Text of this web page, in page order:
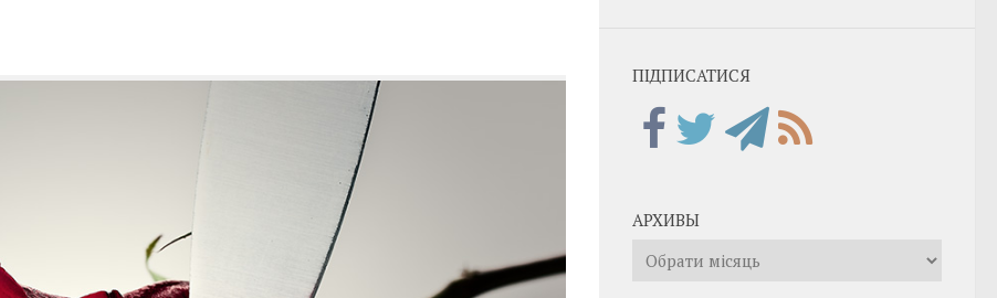
ПІДПИСАТИСЯ
АРХИВЫ
Архивы